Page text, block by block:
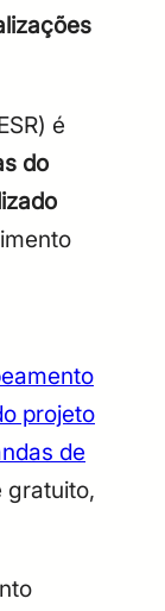
é
do
projeto
de
gratuito,